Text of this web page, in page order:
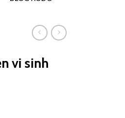
vi sinh